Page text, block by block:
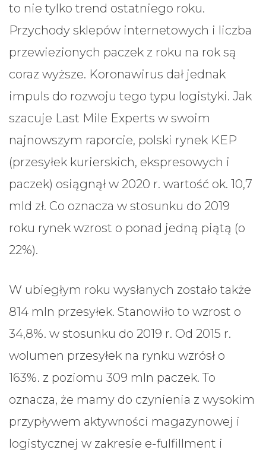
to nie tylko trend ostatniego roku.
Przychody sklepów internetowych i liczba
przewiezionych paczek z roku na rok są
coraz wyższe. Koronawirus ​dał jednak
impuls do rozwoju tego typu logistyki. Jak
szacuje Last Mile Experts w swoim
najnowszym raporcie, polski rynek KEP
(przesyłek kurierskich, ekspresowych i
paczek) osiągnął w 2020 r. wartość ok. 10,7
mld zł. Co oznacza w stosunku do 2019
roku rynek wzrost o ponad jedną piątą (o
22%).
W ubiegłym roku wysłanych zostało także
814 mln przesyłek. Stanowiło to wzrost o
34,8%. w stosunku do 2019 r. Od 2015 r.
wolumen przesyłek na rynku wzrósł o
163%. z poziomu 309 mln paczek. To
oznacza, że mamy do czynienia z wysokim
przypływem aktywności magazynowej i
logistycznej w zakresie e-fulfillment i